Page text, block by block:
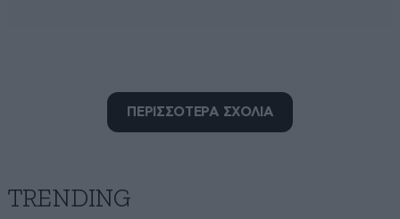
χαχα2222 03·10·2016 21:59
αγοράκια....χαλαρώστε λίγο με τα πικρόχολα σχόλια...!!
ονειρευόταν να δέρνει κόσμο!!!άιντε τρολια αριστερά
ΠΕΡΙΣΣΟΤΕΡΑ ΣΧΟΛΙΑ
TRENDING